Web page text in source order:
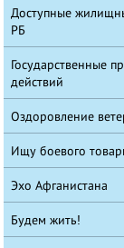
Доступные
РБ
Государственные
действий
Оздоровление
Ищу боевого
Эхо Афганистана
Будем жить!